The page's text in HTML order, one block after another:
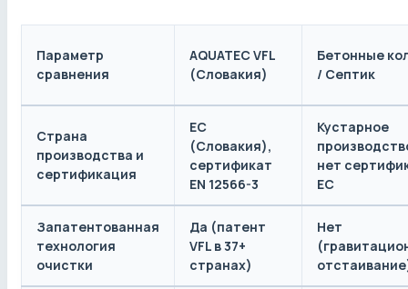
Параметр
сравнения
AQUATEC VFL
(Словакия)
Бетонные
/ Септик
Страна
производства и
сертификация
ЕС
(Словакия),
сертификат
EN 12566-3
Кустарное
нет
ЕС
Запатентованная
технология
очистки
Да (патент
VFL в 37+
странах)
Нет